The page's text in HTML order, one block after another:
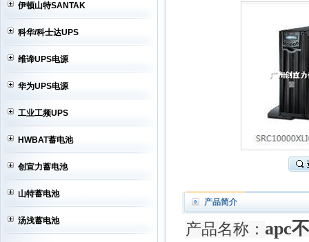
UPS电源/蓄电池服务及主营
伊顿山特SANTAK
科华/科士达UPS
维谛UPS电源
华为UPS电源
工业工频UPS
HWBAT蓄电池
创宣力蓄电池
山特蓄电池
汤浅蓄电池
产品简介
产品名称： apc